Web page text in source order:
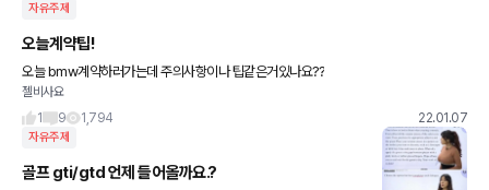
자유주제
오늘계약팁!
오늘 bmw계약하러가는데 주의사항이나 팁같은거있나요??
젤비사요
1
9 1,794 22.01.07
자유주제
골프 gti/gtd 언제 들어올까요.?